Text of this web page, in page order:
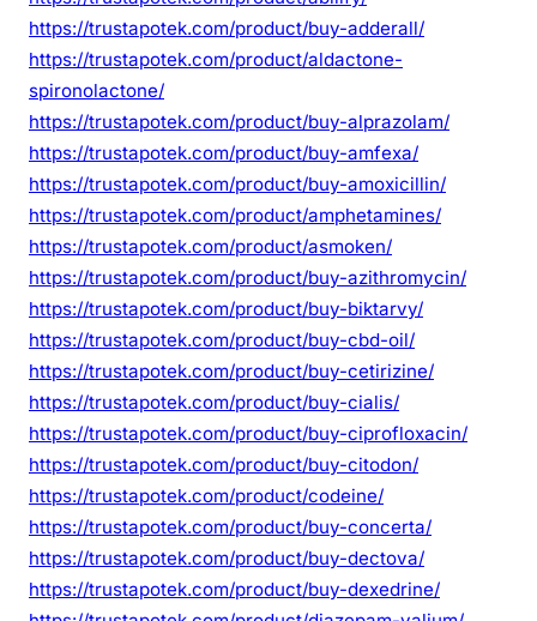
https://trustapotek.com/product/buy-adderall/
https://trustapotek.com/product/aldactone-
spironolactone/
https://trustapotek.com/product/buy-alprazolam/
https://trustapotek.com/product/buy-amfexa/
https://trustapotek.com/product/buy-amoxicillin/
https://trustapotek.com/product/amphetamines/
https://trustapotek.com/product/asmoken/
https://trustapotek.com/product/buy-azithromycin/
https://trustapotek.com/product/buy-biktarvy/
https://trustapotek.com/product/buy-cbd-oil/
https://trustapotek.com/product/buy-cetirizine/
https://trustapotek.com/product/buy-cialis/
https://trustapotek.com/product/buy-ciprofloxacin/
https://trustapotek.com/product/buy-citodon/
https://trustapotek.com/product/codeine/
https://trustapotek.com/product/buy-concerta/
https://trustapotek.com/product/buy-dectova/
https://trustapotek.com/product/buy-dexedrine/